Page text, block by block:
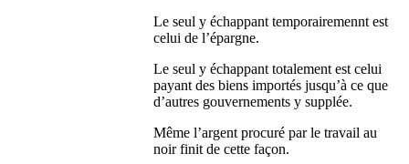
Le seul y échappant temporairemennt est
celui de l’épargne.
Le seul y échappant totalement est celui
payant des biens importés jusqu’à ce que
d’autres gouvernements y supplée.
Même l’argent procuré par le travail au
noir finit de cette façon.